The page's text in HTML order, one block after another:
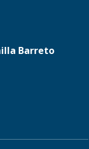
Barreto